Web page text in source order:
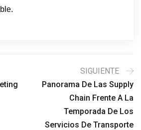
SIGUIENTE
Panorama De Las Supply
Chain Frente A La
Temporada De Los
Servicios De Transporte